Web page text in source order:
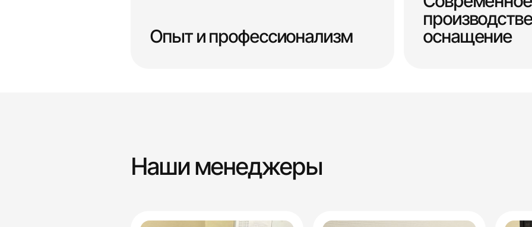
Опыт и профессионализм
оснащение
Наши менеджеры